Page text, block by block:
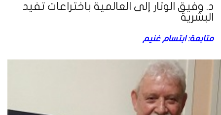
د. وفيق الوتار إلى العالمية باختراعات تفيد
البشرية
متابعة: ابتسام غنيم